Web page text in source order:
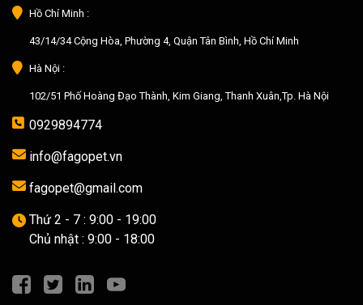
Hồ Chí Minh :
43/14/34 Cộng Hòa, Phường 4, Quận Tân Bình, Hồ Chí Minh
Hà Nội :
102/51 Phố Hoàng Đạo Thành, Kim Giang, Thanh Xuân,Tp. Hà Nội
0929894774
info@fagopet.vn
fagopet@gmail.com
Thứ 2 - 7 : 9:00 - 19:00
Chủ nhật : 9:00 - 18:00